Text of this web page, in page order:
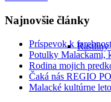
Rastliny
Najnovšie články
Príspevok k
Potulky Malackami,
Rodina mojich
Čaká nás REGIO
Malacké kultúrne